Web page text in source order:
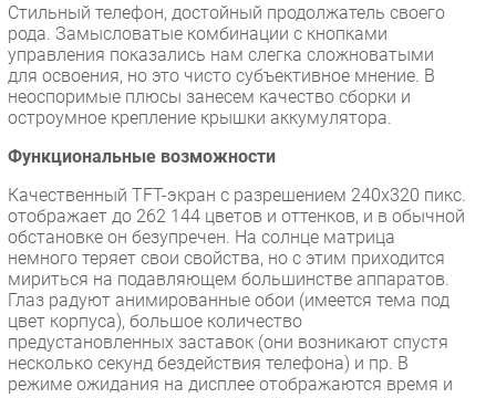
Стильный телефон, достойный продолжатель своего
рода. Замысловатые комбинации с кнопками
управления показались нам слегка сложноватыми
для освоения, но это чисто субъективное мнение. В
неоспоримые плюсы занесем качество сборки и
остроумное крепление крышки аккумулятора.
Функциональные возможности
Качественный TFT-экран с разрешением 240x320 пикс.
отображает до 262 144 цветов и оттенков, и в обычной
обстановке он безупречен. На солнце матрица
немного теряет свои свойства, но с этим приходится
мириться на подавляющем большинстве аппаратов.
Глаз радуют анимированные обои (имеется тема под
цвет корпуса), большое количество
предустановленных заставок (они возникают спустя
несколько секунд бездействия телефона) и пр. В
режиме ожидания на дисплее отображаются время и